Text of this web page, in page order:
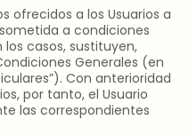
ofrecidos a los Usuarios a
a condiciones
casos, sustituyen,
Generales (en
Con anterioridad
por tanto, el Usuario
las correspondientes